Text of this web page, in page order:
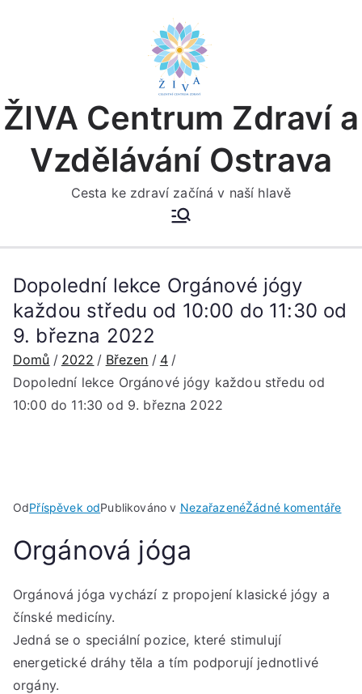
ŽIVA Centrum Zdraví a
Vzdělávání Ostrava
Cesta ke zdraví začíná v naší hlavě
Dopolední lekce Orgánové jógy
každou středu od 10:00 do 11:30 od
9. března 2022
Domů 2022 Březen
4
Dopolední lekce Orgánové jógy každou středu od
10:00 do 11:30 od 9. března 2022
OdPříspěvek odPublikováno v NezařazenéŽádné komentářeu
Orgánová jóga
Orgánová jóga vychází z propojení klasické jógy a
čínské medicíny.
Jedná se o speciální pozice, které stimulují
energetické dráhy těla a tím podporují jednotlivé
orgány.